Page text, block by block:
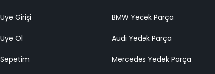
Üye Girişi
Üye Ol
Sepetim
BMW Yedek Parça
Audi Yedek Parça
Mercedes Yedek Parça